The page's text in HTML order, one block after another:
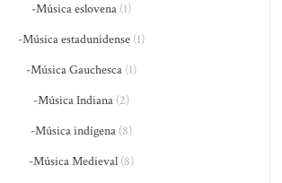
-Música eslovena(1)
-Música estadunidense(1)
-Música Gauchesca(1)
-Música Indiana(2)
-Música indígena(8)
-Música Medieval(8)